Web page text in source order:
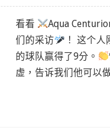
看看
Aqua
们的采访
！ 这个
的球队赢得了9分。
虚，告诉我们他可以